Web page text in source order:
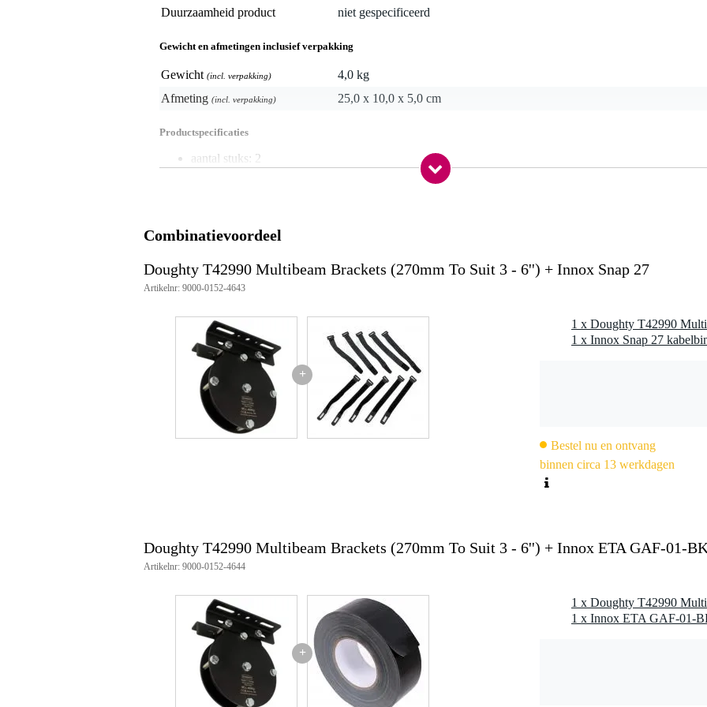
Duurzaamheid product niet gespecificeerd
Gewicht en afmetingen inclusief verpakking
Gewicht (incl. verpakking)
4,0 kg
Afmeting (incl. verpakking) 25,0 x 10,0 x 5,0 cm
Productspecificaties
aantal stuks: 2
type: multibeam hoekbeugels
maximale werklast: 600 kg
veiligheidsfactor: 5:1
afmetingen: 225 x 36 x 36 mm
gaten: 2 x 13 mm thru, 2 x 9 mm + 13 mm
Combinatievoordeel
Doughty T42990 Multibeam Brackets (270mm To Suit 3 - 6'') + Innox Snap 27
Artikelnr: 9000-0152-4643
+
Bestel nu en ontvang
binnen circa 13 werkdagen
Doughty T42990 Multibeam Brackets (270mm To Suit 3 - 6'') + Innox ETA GAF-01-
Artikelnr: 9000-0152-4644
+